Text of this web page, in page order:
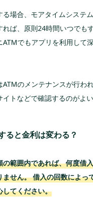
る場合、モアタイムシステ
ば、原則24時間いつでも
でもアプリを利用して
のメンテナンスが行わ
トなどで確認するのがよい
ると金利は変わる？
の範囲内であれば、何度借
ません。 借入の回数によっ
してください。